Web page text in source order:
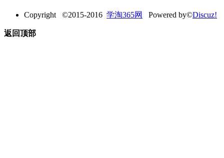
Copyright ©2015-2016 学淘365网 Powered by©Discuz!
返回顶部